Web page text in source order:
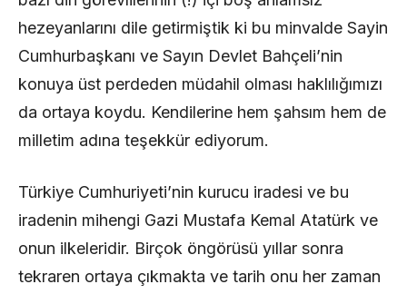
hezeyanlarını dile getirmiştik ki bu minvalde Sayin
Cumhurbaşkanı ve Sayın Devlet Bahçeli’nin
konuya üst perdeden müdahil olması haklılığımızı
da ortaya koydu. Kendilerine hem şahsım hem de
milletim adına teşekkür ediyorum.
Türkiye Cumhuriyeti’nin kurucu iradesi ve bu
iradenin mihengi Gazi Mustafa Kemal Atatürk ve
onun ilkeleridir. Birçok öngörüsü yıllar sonra
tekraren ortaya çıkmakta ve tarih onu her zaman